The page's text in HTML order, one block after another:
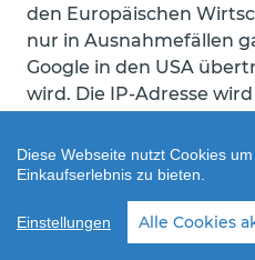
den Europäischen
nur in Ausnahmefällen
Google in den USA
wird. Die IP-Adresse
Google
genannten
Google auch mit
anderen Quellen
Diese Webseite nutzt Cookies
Einkaufserlebnis zu bieten.
Einstellungen Alle Cookies